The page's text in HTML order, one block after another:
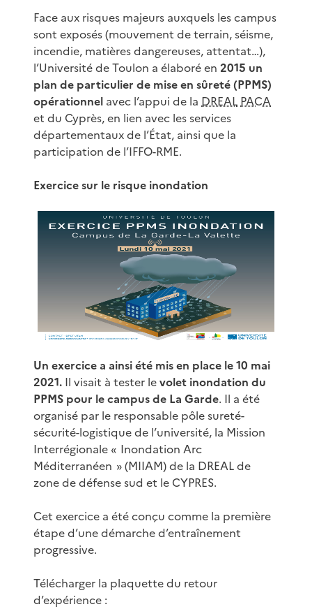
Face aux risques majeurs auxquels les campus
sont exposés (mouvement de terrain, séisme,
incendie, matières dangereuses, attentat…),
l’Université de Toulon a élaboré en 2015 un
plan de particulier de mise en sûreté (PPMS)
opérationnel avec l’appui de la DREAL PACA
et du Cyprès, en lien avec les services
départementaux de l’État, ainsi que la
participation de l’IFFO-RME.
Exercice sur le risque inondation
Un exercice a ainsi été mis en place le 10 mai
2021. Il visait à tester levolet inondation du
PPMS pour le campus de La Garde. Il a été
organisé par le responsable pôle sureté-
sécurité-logistique de l’université, la Mission
Interrégionale « Inondation Arc
Méditerranéen » (MIIAM) de la DREAL de
zone de défense sud et le CYPRES.
Cet exercice a été conçu comme la première
étape d’une démarche d’entraînement
progressive.
Télécharger la plaquette du retour
d’expérience :